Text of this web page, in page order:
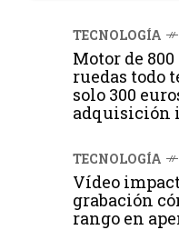
TECNOLOGÍA
Motor de
ruedas todo
solo 300
adquisición
TECNOLOGÍA
Vídeo
grabación
rango en